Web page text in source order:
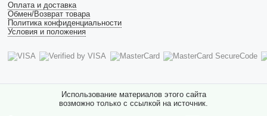
Оплата и доставка
Обмен/Возврат товара
Политика конфиденциальности
Условия и положения
Использование материалов этого сайта
возможно только с ссылкой на источник.